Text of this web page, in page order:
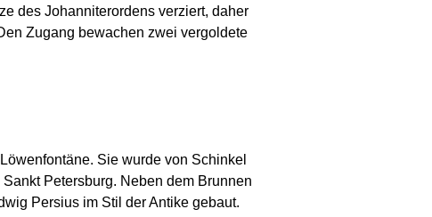
des Johanniterordens verziert, daher
Zugang bewachen zwei vergoldete
Sie wurde von Schinkel
Petersburg. Neben dem Brunnen
Persius im Stil der Antike gebaut.